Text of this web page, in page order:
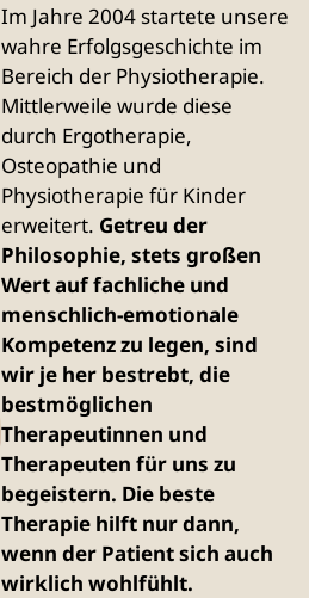
Im Jahre 2004 startete unsere
wahre Erfolgsgeschichte im
Bereich der Physiotherapie.
Mittlerweile wurde diese
durch Ergotherapie,
Osteopathie und
Physiotherapie für Kinder
erweitert. Getreu der
Philosophie, stets großen
Wert auf fachliche und
menschlich-emotionale
Kompetenz zu legen, sind
wir je her bestrebt, die
bestmöglichen
Therapeutinnen und
Therapeuten für uns zu
begeistern. Die beste
Therapie hilft nur dann,
wenn der Patient sich auch
wirklich wohlfühlt.